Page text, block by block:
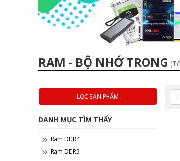
RAM - BỘ NHỚ TRONG
LỌC SẢN PHẨM
DANH MỤC TÌM THẤY
Ram DDR4
Ram DDR5